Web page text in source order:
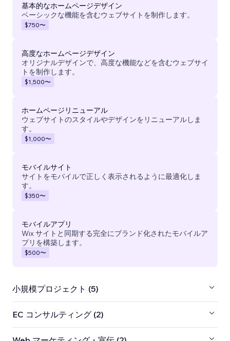
基本的なホームページデザイン
ベーシックな機能を含むウェブサイトを制作します。
$750〜
高度なホームページデザイン
オリジナルデザインで、高度な機能などを含むウェブサイ
トを制作します。
$1,500〜
ホームページリニューアル
ウェブサイトのスタイルやデザインをリニューアルしま
す。
$1,000〜
モバイルサイト
サイトをモバイルで正しく表示されるように最適化しま
す。
$350〜
モバイルアプリ
Wix サイトと同期する完全にブランド化されたモバイルア
プリを構築します。
$500〜
小規模プロジェクト (5)
EC コンサルティング (2)